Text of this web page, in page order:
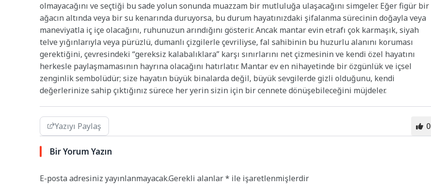
olmayacağını ve seçtiği bu sade yolun sonunda muazzam bir mutluluğa ulaşacağını simgeler. Eğer figür bir
ağacın altında veya bir su kenarında duruyorsa, bu durum hayatınızdaki şifalanma sürecinin doğayla veya
maneviyatla iç içe olacağını, ruhunuzun arındığını gösterir. Ancak mantar evin etrafı çok karmaşık, siyah
telve yığınlarıyla veya pürüzlü, dumanlı çizgilerle çevriliyse, fal sahibinin bu huzurlu alanını koruması
gerektiğini, çevresindeki “gereksiz kalabalıklara” karşı sınırlarını net çizmesinin ve kendi özel hayatını
herkesle paylaşmamasının hayrına olacağını hatırlatır. Mantar ev en nihayetinde bir özgünlük ve içsel
zenginlik sembolüdür; size hayatın büyük binalarda değil, büyük sevgilerde gizli olduğunu, kendi
değerlerinize sahip çıktığınız sürece her yerin sizin için bir cennete dönüşebileceğini müjdeler.
Yazıyı Paylaş 0
Bir Yorum Yazın
E-posta adresiniz yayınlanmayacak.Gerekli alanlar* ile işaretlenmişlerdir